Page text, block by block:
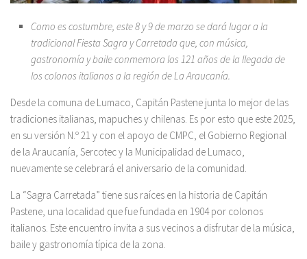
Como es costumbre, este 8 y 9 de marzo se dará lugar a la
tradicional Fiesta Sagra y Carretada que, con música,
gastronomía y baile conmemora los 121 años de la llegada de
los colonos italianos a la región de La Araucanía.
Desde la comuna de Lumaco, Capitán Pastene junta lo mejor de las
tradiciones italianas, mapuches y chilenas. Es por esto que este 2025,
en su versión N.º 21 y con el apoyo de CMPC, el Gobierno Regional
de la Araucanía, Sercotec y la Municipalidad de Lumaco,
nuevamente se celebrará el aniversario de la comunidad.
La “Sagra Carretada” tiene sus raíces en la historia de Capitán
Pastene, una localidad que fue fundada en 1904 por colonos
italianos. Este encuentro invita a sus vecinos a disfrutar de la música,
baile y gastronomía típica de la zona.